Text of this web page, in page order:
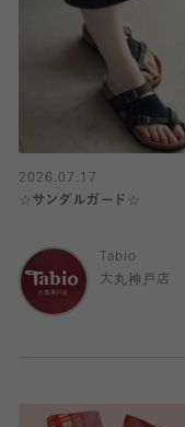
2026.07.17
☆サンダルガード☆
Tabio
大丸神戸店